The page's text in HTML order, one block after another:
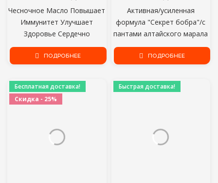
Чесночное Масло Повышает
Иммунитет Улучшает
Здоровье Сердечно
Сосудистой Системы
Снижает Уровень Плохого
ПОДРОБНЕЕ
Активная/усиленная
формула "Секрет бобра"/с
пантами алтайского марала
в капсулах/стринг Бобра/
витамины для здоровья
ПОДРОБНЕЕ
Бесплатная доставка!
Скидка - 25%
Быстрая доставка!